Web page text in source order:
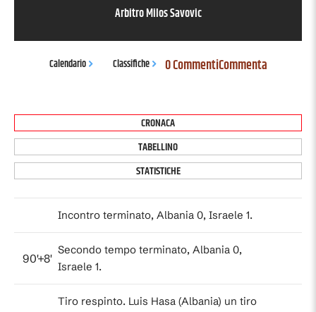
ArbitroMilos Savovic
Calendario Classifiche 0 CommentiCommenta
CRONACA
TABELLINO
STATISTICHE
Incontro terminato, Albania 0, Israele 1.
90'+8'
Secondo tempo terminato, Albania 0,
Israele 1.
Tiro respinto. Luis Hasa (Albania) un tiro